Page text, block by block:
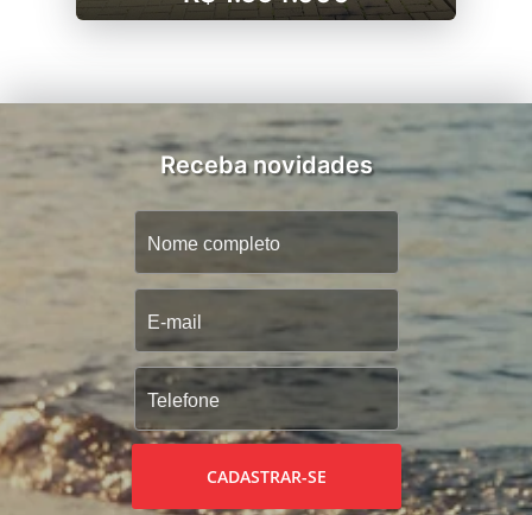
Receba novidades
CADASTRAR-SE